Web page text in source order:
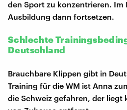
den Sport zu konzentrieren. Im
Ausbildung dann fortsetzen.
Schlechte
Deutschland
Brauchbare Klippen gibt in
Training für die WM ist Anna
die Schweiz gefahren, der liegt